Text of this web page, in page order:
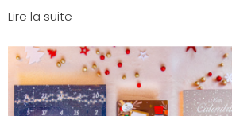
Lire la suite